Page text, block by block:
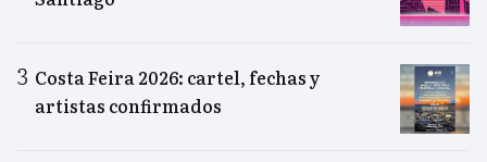
Costa Feira 2026: cartel, fechas y
artistas confirmados